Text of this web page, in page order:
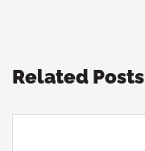
Related Posts